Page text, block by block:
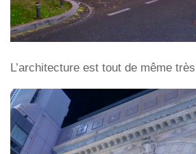
L’architecture est tout de même